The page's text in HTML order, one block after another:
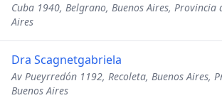
Cuba 1940, Belgrano, Buenos Aires, Provincia
Aires
Dra Scagnetgabriela
Av Pueyrredón 1192, Recoleta, Buenos Aires,
Buenos Aires